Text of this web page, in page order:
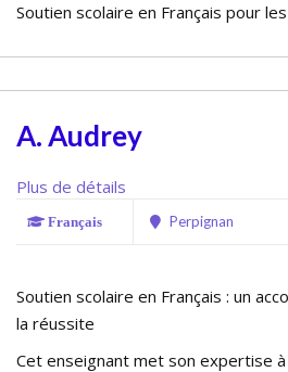
Soutien scolaire en Français pour
A. Audrey
Plus de détails
Français Perpignan
Soutien scolaire en Français : un
la réussite
Cet enseignant met son expertise